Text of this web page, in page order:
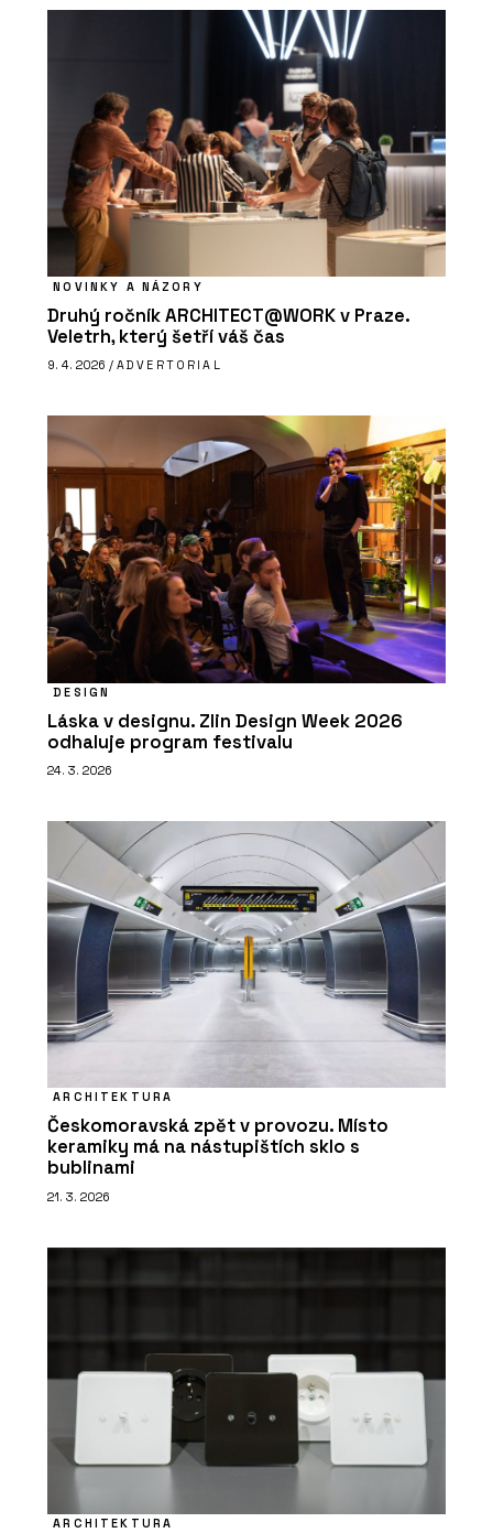
NOVINKY A NÁZORY
Druhý ročník ARCHITECT@WORK v Praze.
Veletrh, který šetří váš čas
9. 4. 2026 / ADVERTORIAL
DESIGN
Láska v designu. Zlin Design Week 2026
odhaluje program festivalu
24. 3. 2026
ARCHITEKTURA
Českomoravská zpět v provozu. Místo
keramiky má na nástupištích sklo s
bublinami
21. 3. 2026
ARCHITEKTURA